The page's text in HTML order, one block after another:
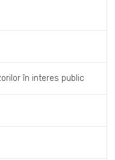
în interes public